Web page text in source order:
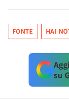
FONTE HAI
su